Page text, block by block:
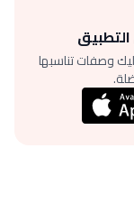
وصفات تناسبها